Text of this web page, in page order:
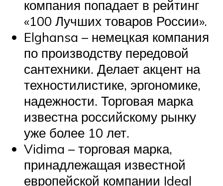
компания попадает в рейтинг
«100 Лучших товаров России».
Elghansa – немецкая компания
по производству передовой
сантехники. Делает акцент на
техностилистике, эргономике,
надежности. Торговая марка
известна российскому рынку
уже более 10 лет.
Vidima – торговая марка,
принадлежащая известной
европейской компании Ideal